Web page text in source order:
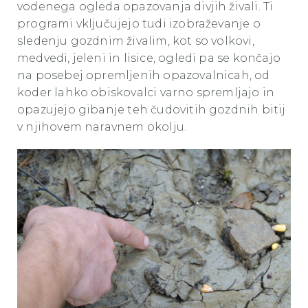
vodenega ogleda opazovanja divjih živali. Ti
programi vključujejo tudi izobraževanje o
sledenju gozdnim živalim, kot so volkovi,
medvedi, jeleni in lisice, ogledi pa se končajo
na posebej opremljenih opazovalnicah, od
koder lahko obiskovalci varno spremljajo in
opazujejo gibanje teh čudovitih gozdnih bitij
v njihovem naravnem okolju.